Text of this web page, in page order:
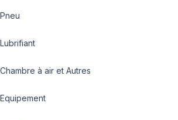
Pneu
Lubrifiant
Chambre à air et Autres
Equipement